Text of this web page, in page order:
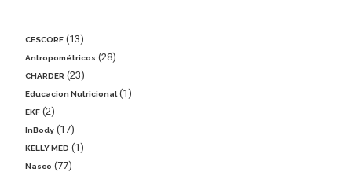
CESCORF 13
Antropométricos 28
CHARDER 23
Educacion Nutricional 1
EKF 2
InBody 17
KELLY MED 1
Nasco 77